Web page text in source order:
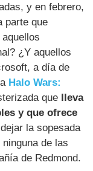
y en febrero,
parte que
¿Y aquellos
a día de
Halo Wars:
que lleva
y que ofrece
la sopesada
de las
de Redmond.